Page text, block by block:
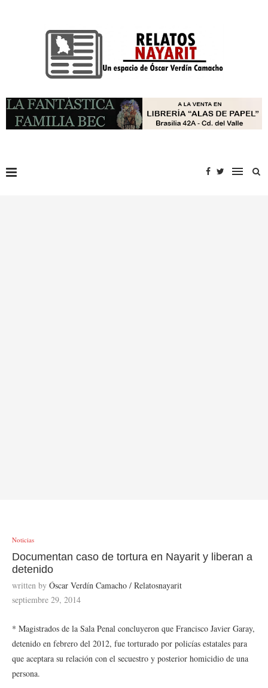
Noticias
Documentan caso de tortura en Nayarit y liberan a
detenido
written by Óscar Verdín Camacho / Relatosnayarit
septiembre 29, 2014
* Magistrados de la Sala Penal concluyeron que Francisco Javier Garay,
detenido en febrero del 2012, fue torturado por policías estatales para
que aceptara su relación con el secuestro y posterior homicidio de una
persona.